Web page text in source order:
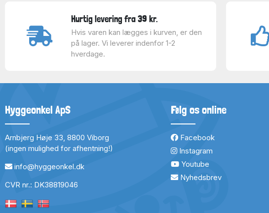
Hurtig levering fra 39 kr.
Hvis varen kan lægges i kurven, er den
på lager. Vi leverer indenfor 1-2
hverdage.
Hyggeonkel ApS
Arnbjerg Høje 33, 8800 Viborg
(ingen mulighed for afhentning!)
info@hyggeonkel.dk
CVR nr.: DK38819046
Følg os online
Facebook
Instagram
Youtube
Nyhedsbrev